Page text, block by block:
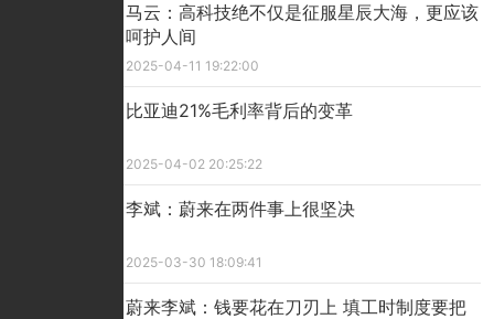
马云：高科技绝不仅是征服星辰大海，更应该
呵护人间
2025-04-11 19:22:00
比亚迪21%毛利率背后的变革
2025-04-02 20:25:22
李斌：蔚来在两件事上很坚决
2025-03-30 18:09:41
蔚来李斌：钱要花在刀刃上 填工时制度要把